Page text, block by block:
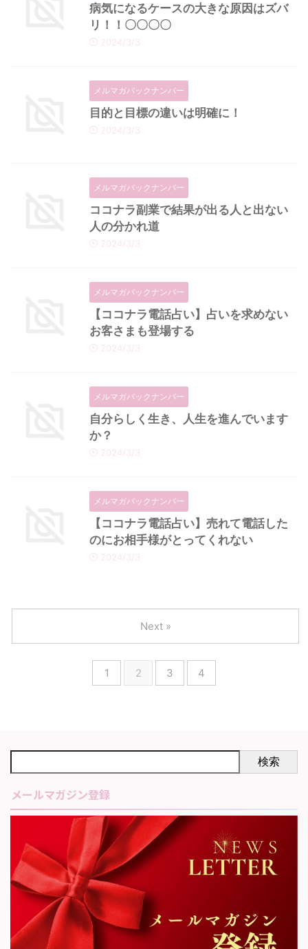
病気になるケースの大きな原因はズバ
リ！！〇〇〇〇
2024/3/3
メルマガバックナンバー
目的と目標の違いは明確に！
2024/3/3
メルマガバックナンバー
ココナラ副業で結果が出る人と出ない
人の分かれ道
2024/3/3
メルマガバックナンバー
【ココナラ電話占い】占いを求めない
お客さまも登場する
2024/3/3
メルマガバックナンバー
自分らしく生き、人生を進んでいます
か？
2024/3/3
メルマガバックナンバー
【ココナラ電話占い】売れて電話した
のにお相手様がとってくれない
2024/3/3
1 2 3 4
Next »
検索
メールマガジン登録